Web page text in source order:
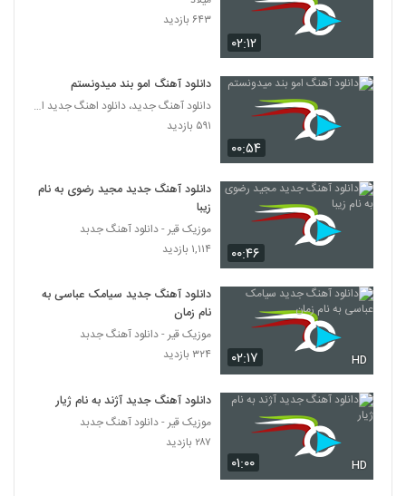
آهنگ مسند بنام وابده
آهنگ رضا ثابتی بنام مهم نیست
دانلود آهنگ سام حالم بده
دانلود آهنگ یاسان هواتو داره (Yasan
Havato Dareh)
۴۹۵ بازدید
دانلود آهنگ ساسان محقق عطرت
5368
موزیک زیبای ای یار از رضا یوسفی پور
5369
دانلود آهنگ پوریا صالحی دنیا
۲۲۴ بازدید
۰۲:۱۲
۶۴۳ بازدید
۰۰:۵۴
دانلود آهنگ امو بند میدونستم
دانلود آهنگ جدید، دانلود اهنگ جدید ایرانی
۵۹۱ بازدید
۰۰:۴۶
دانلود آهنگ جدید مجید رضوی به نام
زیبا
موزیک قیر - دانلود آهنگ جدبد
۱,۱۱۴ بازدید
۰۲:۱۷ HD
دانلود آهنگ جدید سیامک عباسی به
نام زمان
موزیک قیر - دانلود آهنگ جدبد
۳۲۴ بازدید
۰۱:۰۰ HD
دانلود آهنگ جدید آژند به نام ژیار
موزیک قیر - دانلود آهنگ جدبد
۲۸۷ بازدید